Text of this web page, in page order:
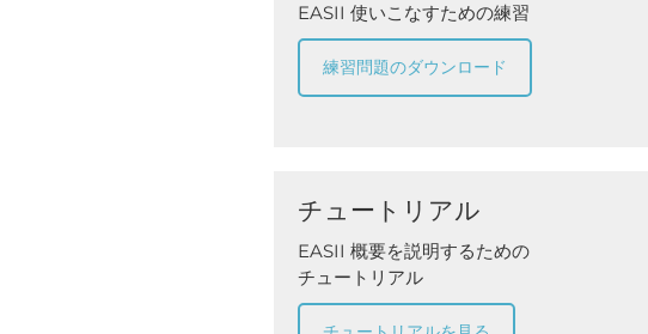
EASII 使いこなすための練習
練習問題のダウンロード
チュートリアル
EASII 概要を説明するための
チュートリアル